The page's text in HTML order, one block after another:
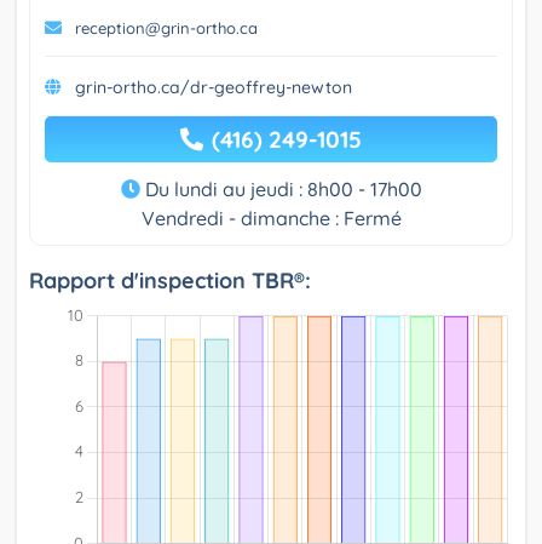
reception@grin-ortho.ca
grin-ortho.ca/dr-geoffrey-newton
(416) 249-1015
Du lundi au jeudi : 8h00 - 17h00
Vendredi - dimanche : Fermé
Rapport d'inspection TBR®: